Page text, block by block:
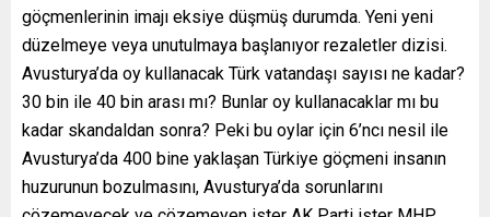
göçmenlerinin imajı eksiye düşmüş durumda. Yeni yeni
düzelmeye veya unutulmaya başlanıyor rezaletler dizisi.
Avusturya’da oy kullanacak Türk vatandaşı sayısı ne kadar?
30 bin ile 40 bin arası mı? Bunlar oy kullanacaklar mı bu
kadar skandaldan sonra? Peki bu oylar için 6’ncı nesil ile
Avusturya’da 400 bine yaklaşan Türkiye göçmeni insanın
huzurunun bozulmasını, Avusturya’da sorunlarını